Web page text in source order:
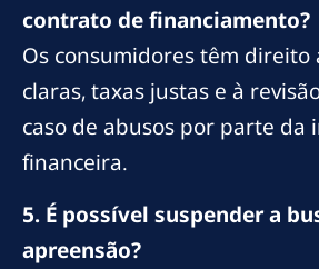
contrato de financiamento?
Os consumidores têm direito
claras, taxas justas e à
caso de abusos por parte da
financeira.
5. É possível suspender a
apreensão?